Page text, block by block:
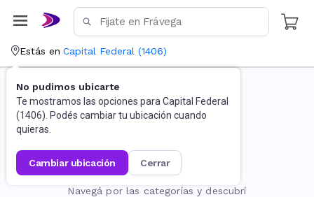
Estás en Capital Federal (1406)
No pudimos ubicarte
Te mostramos las opciones para Capital Federal
(1406). Podés cambiar tu ubicación cuando
quieras.
cambiar ubicación cerrar
La página no existe
Navegá por las categorías y descubrí